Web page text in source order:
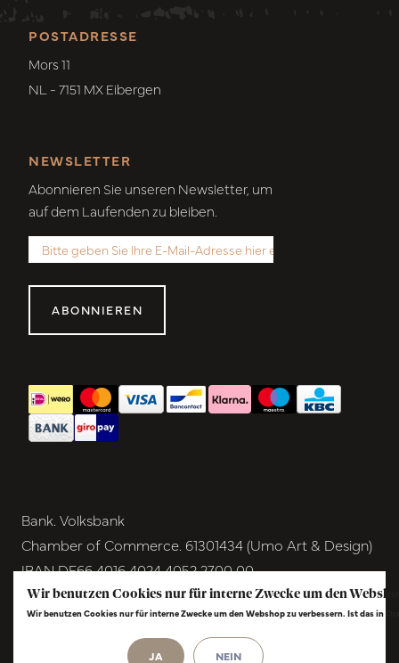
POSTADRESSE
Mors 11
NL - 7151 MX Eibergen
NEWSLETTER
Abonnieren Sie unseren Newsletter, um
auf dem Laufenden zu bleiben.
ABONNIEREN
Bank. Volksbank
Chamber of Commerce. 61301434 (Umo Art & Design)
IBAN DE66 4016 4024 4052 2700 00
BIC GENODEM1GRN
VAT NL854291040B01
© Copyright 2026 - Umo Art & Design |
Wir benutzen Cookies nur für interne Zwecke um den
Wir benutzen Cookies nur für interne Zwecke um den Webshop zu verbessern. Ist das in
JA NEIN